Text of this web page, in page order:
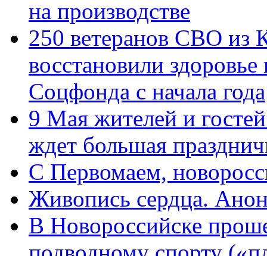
на производстве
250 ветеранов СВО из
восстановили
Соцфонда с начала года
9 Мая жителей и
ждет большая
C Первомаем,
Живопись сердца.
В Новороссийске